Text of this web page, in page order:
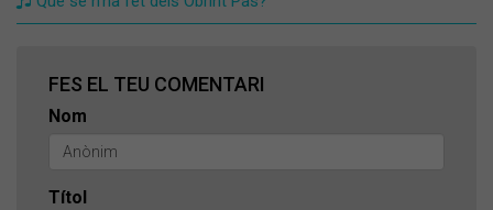
FES EL TEU COMENTARI
Nom
Títol